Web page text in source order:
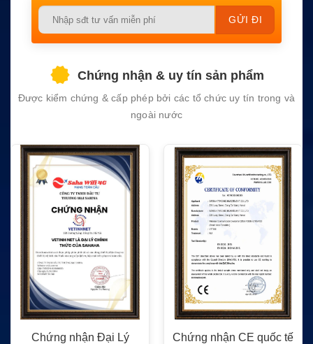
Please
empty.
Chứng nhận & uy tín sản phẩm
Được kiểm chứng & cấp phép bởi các tổ chức uy tín trong và
ngoài nước
Chứng nhận Đại Lý
Chứng nhận CE quốc tế